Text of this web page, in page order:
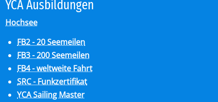
YCA Aus­bil­dun­gen
Hochsee
FB2 - 20 Seemeilen
FB3 - 200 Seemeilen
FB4 - weltweite Fahrt
SRC - Funkzertifikat
YCA Sailing Master